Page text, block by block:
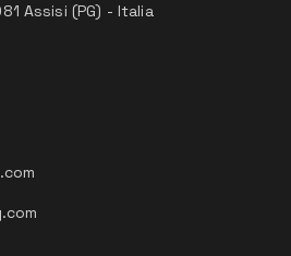
Assisi (PG) - Italia